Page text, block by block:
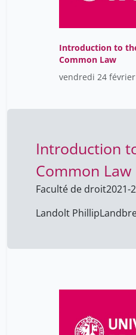
Introduction to
Common Law
vendredi 24 février
Introduction
Common Law
Faculté de droit2021-
Landolt Phillip